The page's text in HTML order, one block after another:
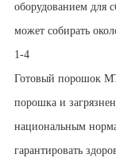
оборудованием для
может собирать
1-4
Готовый порошок
порошка и
национальным
гарантировать